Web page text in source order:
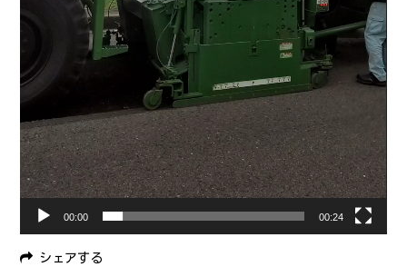
00:00 00:24
シェアする